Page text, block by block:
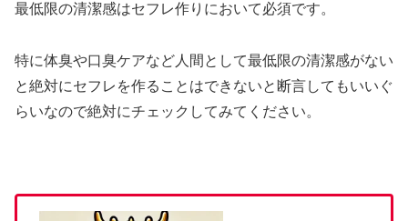
最低限の清潔感はセフレ作りにおいて必須です。
特に体臭や口臭ケアなど人間として最低限の清潔感がない
と絶対にセフレを作ることはできないと断言してもいいぐ
らいなので絶対にチェックしてみてください。